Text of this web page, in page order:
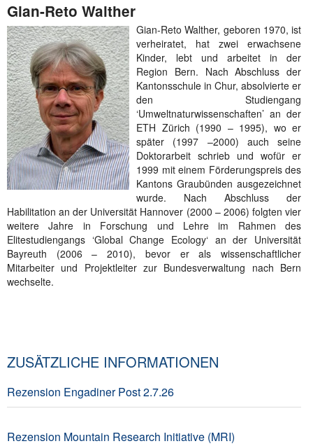
Gian-Reto Walther
Gian-Reto Walther, geboren 1970, ist
verheiratet, hat zwei erwachsene
Kinder, lebt und arbeitet in der
Region Bern. Nach Abschluss der
Kantonsschule in Chur, absolvierte er
den Studiengang
‘Umweltnaturwissenschaften’ an der
ETH Zürich (1990 – 1995), wo er
später (1997 –2000) auch seine
Doktorarbeit schrieb und wofür er
1999 mit einem Förderungspreis des
Kantons Graubünden ausgezeichnet
wurde. Nach Abschluss der
Habilitation an der Universität Hannover (2000 – 2006) folgten vier
weitere Jahre in Forschung und Lehre im Rahmen des
Elitestudiengangs ‘Global Change Ecology‘ an der Universität
Bayreuth (2006 – 2010), bevor er als wissenschaftlicher
Mitarbeiter und Projektleiter zur Bundesverwaltung nach Bern
wechselte.
ZUSÄTZLICHE INFORMATIONEN
Rezension Engadiner Post 2.7.26
Rezension Mountain Research Initiative (MRI)